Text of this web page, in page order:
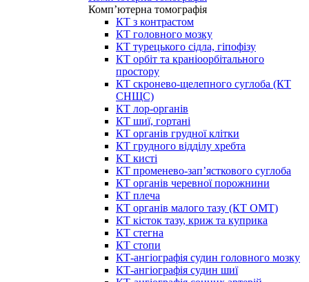
Комп’ютерна томографія
КТ з контрастом
КТ головного мозку
КТ турецького сідла, гіпофізу
КТ орбіт та краніоорбітального
простору
КТ скронево-щелепного суглоба (КТ
СНЩС)
КТ лор-органів
КТ шиї, гортані
КТ органів грудної клітки
КТ грудного відділу хребта
КТ кисті
КТ променево-зап’ясткового суглоба
КТ органів черевної порожнини
КТ плеча
КТ органів малого тазу (КТ ОМТ)
КТ кісток тазу, криж та куприка
КТ стегна
КТ стопи
КТ-ангіографія судин головного мозку
КТ-ангіографія судин шиї